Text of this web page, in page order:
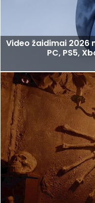
Video žaidimai 2026
PC, PS5,